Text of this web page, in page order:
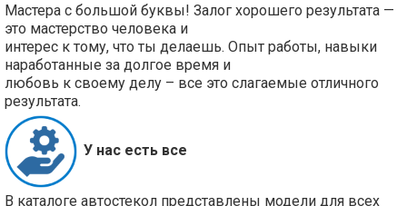
Мастера с большой буквы! Залог хорошего результата —
это мастерство человека и
интерес к тому, что ты делаешь. Опыт работы, навыки
наработанные за долгое время и
любовь к своему делу – все это слагаемые отличного
результата.
У нас есть все
В каталоге автостекол представлены модели для всех